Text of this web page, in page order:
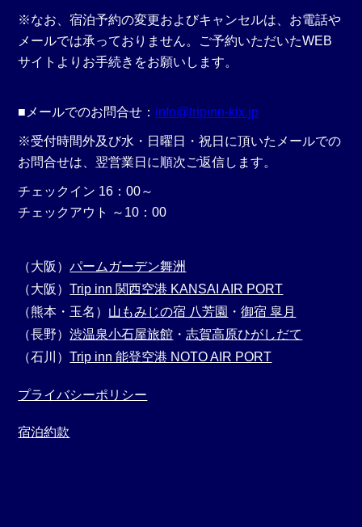
※なお、宿泊予約の変更およびキャンセルは、お電話や
メールでは承っておりません。ご予約いただいたWEB
サイトよりお手続きをお願いします。
■メールでのお問合せ： info@tripinn-kix.jp
※受付時間外及び水・日曜日・祝日に頂いたメールでの
お問合せは、翌営業日に順次ご返信します。
チェックイン 16：00～
チェックアウト ～10：00
（大阪）パームガーデン舞洲
（大阪）Trip inn 関西空港 KANSAI AIR PORT
（熊本・玉名） 山もみじの宿 八芳園 ・御宿 皐月
（長野）渋温泉小石屋旅館 ・志賀高原ひがしだて
（石川）Trip inn 能登空港 NOTO AIR PORT
プライバシーポリシー
宿泊約款